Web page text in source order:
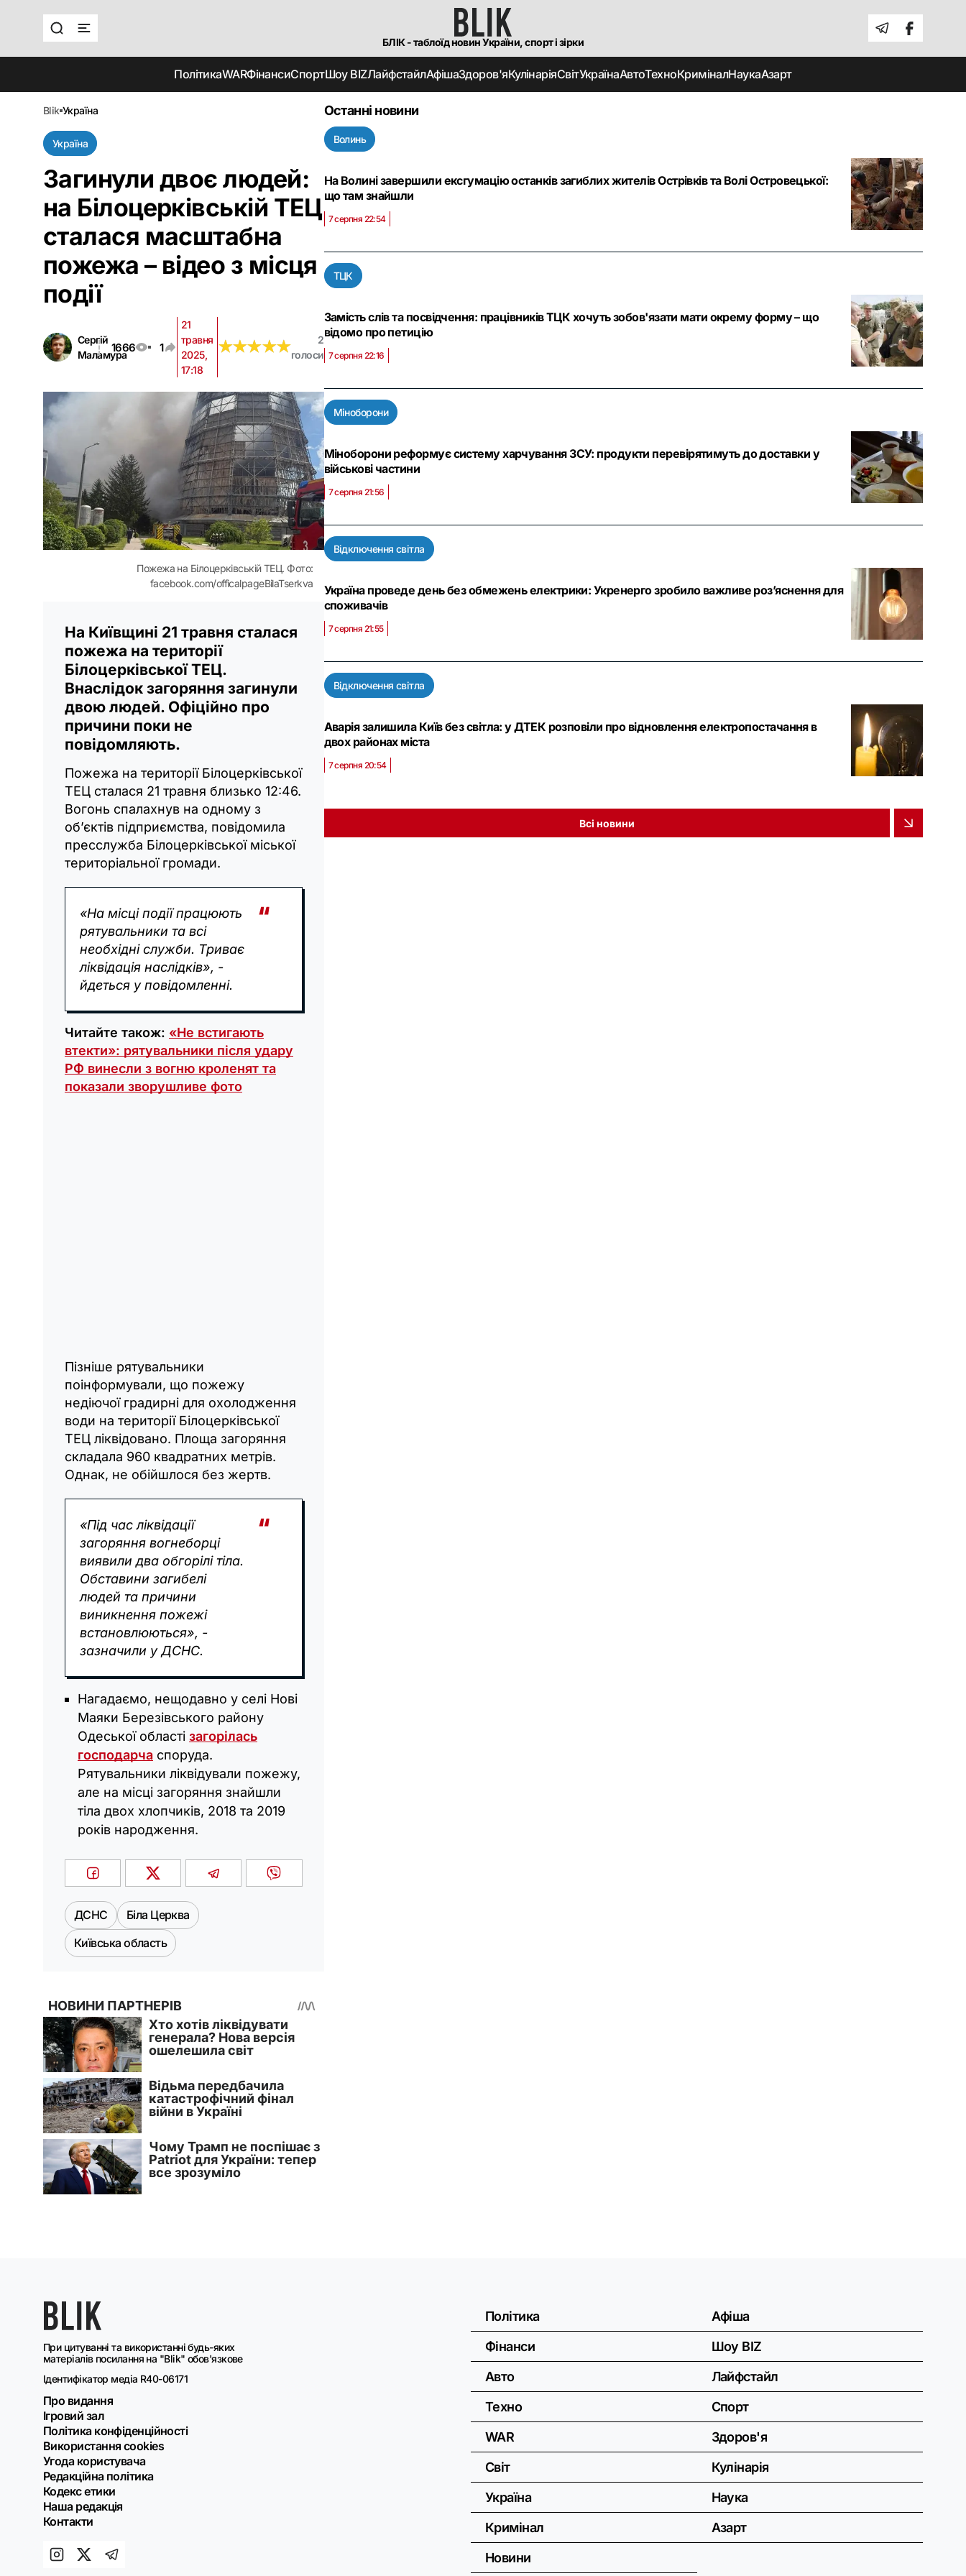
БЛІК - таблоїд новин України, спорт і зірки
ПолітикаWARФінансиСпортШоу BIZЛайфстайлАфішаЗдоров'яКулінаріяСвітУкраїнаАвтоТехноКриміналНаукаАзарт
blik україна
Україна
Загинули двоє людей:
на Білоцерківській ТЕЦ
сталася масштабна
пожежа – відео з місця
події
Сергій
Маламура
1666 1
21
травня
2025,
17:18
★★★★★
★★★★★
2
голоси
Пожежа на Білоцерківській ТЕЦ. Фото:
facebook.com/officalpageBilaTserkva
На Київщині 21 травня сталася
пожежа на території
Білоцерківської ТЕЦ.
Внаслідок загоряння загинули
двою людей. Офіційно про
причини поки не
повідомляють.
Пожежа на території Білоцерківської
ТЕЦ сталася 21 травня близько 12:46.
Вогонь спалахнув на одному з
об’єктів підприємства, повідомила
пресслужба Білоцерківської міської
територіальної громади.
«На місці події працюють
рятувальники та всі
необхідні служби. Триває
ліквідація наслідків», -
йдеться у повідомленні.
Читайте також: «Не встигають
втекти»: рятувальники після удару
РФ винесли з вогню кроленят та
показали зворушливе фото
Пізніше рятувальники
поінформували, що пожежу
недіючої градирні для охолодження
води на території Білоцерківської
ТЕЦ ліквідовано. Площа загоряння
складала 960 квадратних метрів.
Однак, не обійшлося без жертв.
«Під час ліквідації
загоряння вогнеборці
виявили два обгорілі тіла.
Обставини загибелі
людей та причини
виникнення пожежі
встановлюються», -
зазначили у ДСНС.
Нагадаємо, нещодавно у селі Нові
Маяки Березівського району
Одеської області загорілась
господарча споруда.
Рятувальники ліквідували пожежу,
але на місці загоряння знайшли
тіла двох хлопчиків, 2018 та 2019
років народження.
ДСНС
Біла Церква
Київська область
Останні новини
Волинь
На Волині завершили ексгумацію останків загиблих жителів Острівків та Волі Островецької:
що там знайшли
7 серпня 22:54
ТЦК
Замість слів та посвідчення: працівників ТЦК хочуть зобов'язати мати окрему форму – що
відомо про петицію
7 серпня 22:16
Міноборони
Міноборони реформує систему харчування ЗСУ: продукти перевірятимуть до доставки у
військові частини
7 серпня 21:56
Відключення світла
Україна проведе день без обмежень електрики: Укренерго зробило важливе роз’яснення для
споживачів
7 серпня 21:55
Відключення світла
Аварія залишила Київ без світла: у ДТЕК розповіли про відновлення електропостачання в
двох районах міста
7 серпня 20:54
Всі новини
При цитуванні та використанні будь-яких
матеріалів посилання на "Blik" обов'язкове
Ідентифікатор медіа R40-06171
Про видання
Ігровий зал
Політика конфіденційності
Використання cookies
Угода користувача
Редакційна політика
Кодекс етики
Наша редакція
Контакти
Політика
Фінанси
Авто
Техно
WAR
Світ
Україна
Кримінал
Новини
Афіша
Шоу BIZ
Лайфстайл
Спорт
Здоров'я
Кулінарія
Наука
Азарт